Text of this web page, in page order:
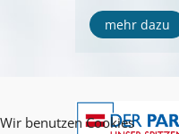
mehr dazu
Wir benutzen Cookies